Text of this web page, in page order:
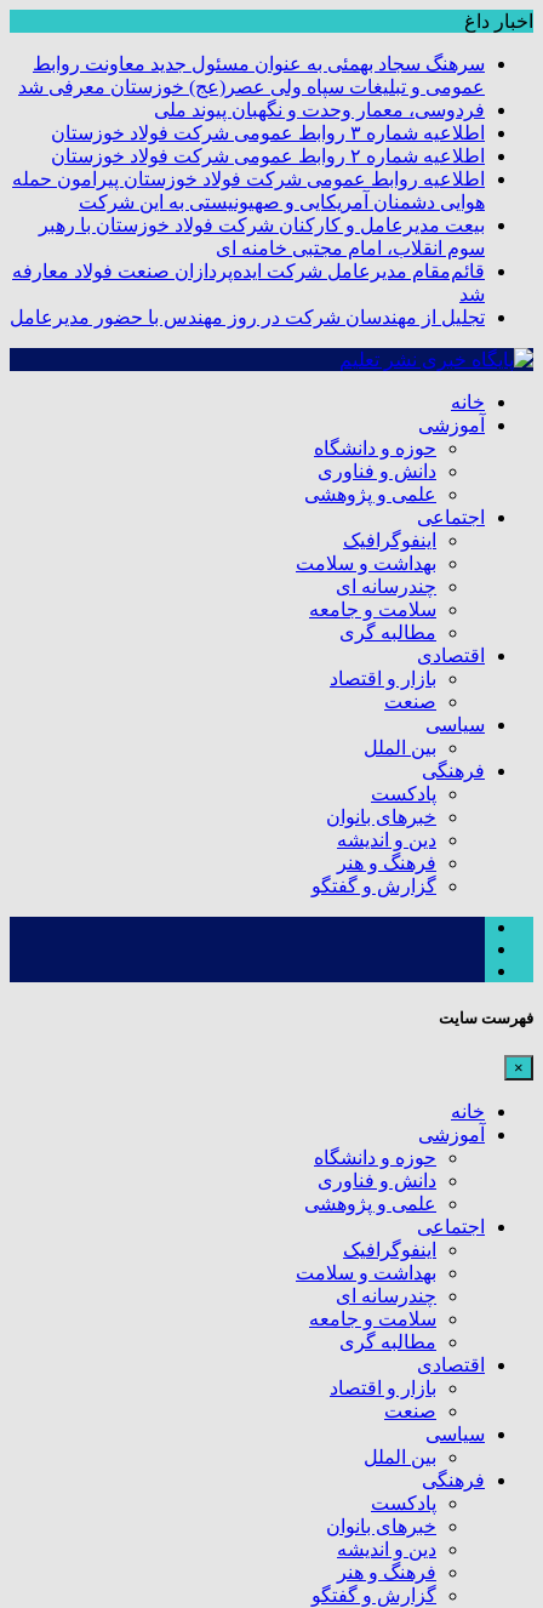
اخبار داغ
سرهنگ سجاد بهمئی به عنوان مسئول جدید معاونت روابط
عمومی و تبلیغات سپاه ولی عصر(عج) خوزستان معرفی شد
فردوسی، معمار وحدت و نگهبان پیوند ملی
اطلاعیه شماره ۳ روابط عمومی شرکت فولاد خوزستان
اطلاعیه شماره ۲ روابط عمومی شرکت فولاد خوزستان
اطلاعیه روابط عمومی شرکت فولاد خوزستان پیرامون حمله
هوایی دشمنان آمریکایی و صهیونیستی به این شرکت
بیعت مدیرعامل و کارکنان شرکت فولاد خوزستان با رهبر
سوم انقلاب، امام مجتبی خامنه ای
قائم‌مقام مدیرعامل شرکت ایده‌پردازان صنعت فولاد معارفه
شد
تجلیل از مهندسان شرکت در روز مهندس با حضور مدیرعامل
خانه
آموزشی
حوزه و دانشگاه
دانش و فناوری
علمی و پژوهشی
اجتماعی
اینفوگرافیک
بهداشت و سلامت
چندرسانه ای
سلامت و جامعه
مطالبه گری
اقتصادی
بازار و اقتصاد
صنعت
سیاسی
بین الملل
فرهنگی
پادکست
خبرهای بانوان
دین و اندیشه
فرهنگ و هنر
گزارش و گفتگو
فهرست سایت
×
خانه
آموزشی
حوزه و دانشگاه
دانش و فناوری
علمی و پژوهشی
اجتماعی
اینفوگرافیک
بهداشت و سلامت
چندرسانه ای
سلامت و جامعه
مطالبه گری
اقتصادی
بازار و اقتصاد
صنعت
سیاسی
بین الملل
فرهنگی
پادکست
خبرهای بانوان
دین و اندیشه
فرهنگ و هنر
گزارش و گفتگو